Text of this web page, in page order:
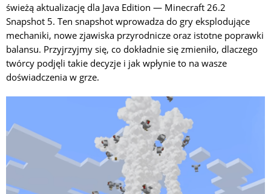
świeżą aktualizację dla Java Edition — Minecraft 26.2
Snapshot 5. Ten snapshot wprowadza do gry eksplodujące
mechaniki, nowe zjawiska przyrodnicze oraz istotne poprawki
balansu. Przyjrzyjmy się, co dokładnie się zmieniło, dlaczego
twórcy podjęli takie decyzje i jak wpłynie to na wasze
doświadczenia w grze.